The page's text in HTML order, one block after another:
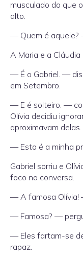
musculado do que
alto.
— Quem é aquele?
A Maria e a
— É o Gabriel. —
em Setembro.
— E é solteiro. —
Olívia decidiu
aproximavam delas.
— Esta é a minha
Gabriel sorriu e
foco na conversa.
— A famosa Olívia!
— Famosa? —
— Eles fartam-se
rapaz.